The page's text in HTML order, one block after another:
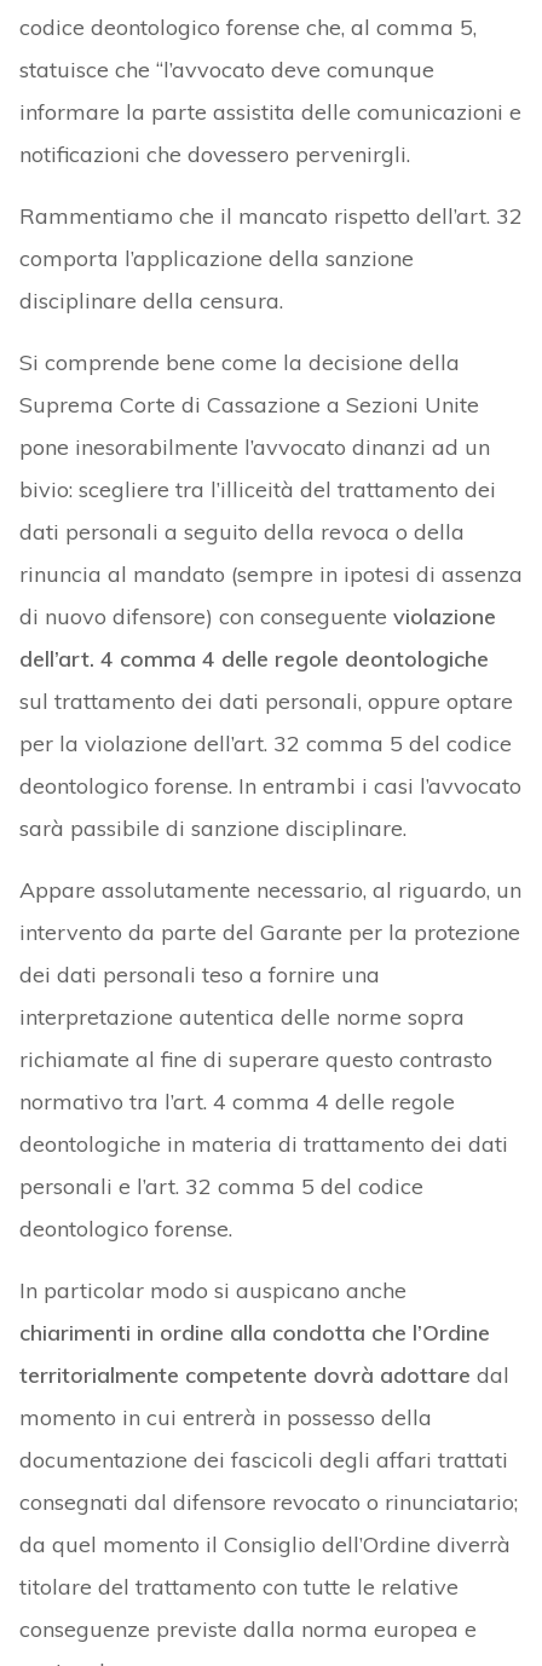
codice deontologico forense che, al comma 5,
statuisce che “l’avvocato deve comunque
informare la parte assistita delle comunicazioni e
notificazioni che dovessero pervenirgli.
Rammentiamo che il mancato rispetto dell’art. 32
comporta l’applicazione della sanzione
disciplinare della censura.
Si comprende bene come la decisione della
Suprema Corte di Cassazione a Sezioni Unite
pone inesorabilmente l’avvocato dinanzi ad un
bivio: scegliere tra l’illiceità del trattamento dei
dati personali a seguito della revoca o della
rinuncia al mandato (sempre in ipotesi di assenza
di nuovo difensore) con conseguente violazione
dell’art. 4 comma 4 delle regole deontologiche
sul trattamento dei dati personali, oppure optare
per la violazione dell’art. 32 comma 5 del codice
deontologico forense. In entrambi i casi l’avvocato
sarà passibile di sanzione disciplinare.
Appare assolutamente necessario, al riguardo, un
intervento da parte del Garante per la protezione
dei dati personali teso a fornire una
interpretazione autentica delle norme sopra
richiamate al fine di superare questo contrasto
normativo tra l’art. 4 comma 4 delle regole
deontologiche in materia di trattamento dei dati
personali e l’art. 32 comma 5 del codice
deontologico forense.
In particolar modo si auspicano anche
chiarimenti in ordine alla condotta che l’Ordine
territorialmente competente dovrà adottare dal
momento in cui entrerà in possesso della
documentazione dei fascicoli degli affari trattati
consegnati dal difensore revocato o rinunciatario;
da quel momento il Consiglio dell’Ordine diverrà
titolare del trattamento con tutte le relative
conseguenze previste dalla norma europea e